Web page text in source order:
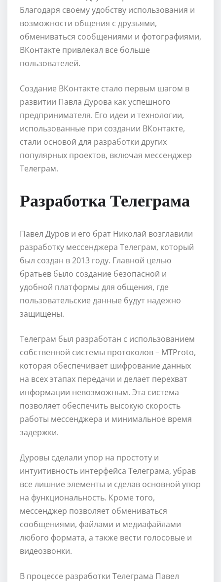
Благодаря своему удобству использования и
возможности общения с друзьями,
обмениваться сообщениями и фотографиями,
ВКонтакте привлекал все больше
пользователей.
Создание ВКонтакте стало первым шагом в
развитии Павла Дурова как успешного
предпринимателя. Его идеи и технологии,
использованные при создании ВКонтакте,
стали основой для разработки других
популярных проектов, включая мессенджер
Телеграм.
Разработка Телеграма
Павел Дуров и его брат Николай возглавили
разработку мессенджера Телеграм, который
был создан в 2013 году. Главной целью
братьев было создание безопасной и
удобной платформы для общения, где
пользовательские данные будут надежно
защищены.
Телеграм был разработан с использованием
собственной системы протоколов – MTProto,
которая обеспечивает шифрование данных
на всех этапах передачи и делает перехват
информации невозможным. Эта система
позволяет обеспечить высокую скорость
работы мессенджера и минимальное время
задержки.
Дуровы сделали упор на простоту и
интуитивность интерфейса Телеграма, убрав
все лишние элементы и сделав основной упор
на функциональность. Кроме того,
мессенджер позволяет обмениваться
сообщениями, файлами и медиафайлами
любого формата, а также вести голосовые и
видеозвонки.
В процессе разработки Телеграма Павел